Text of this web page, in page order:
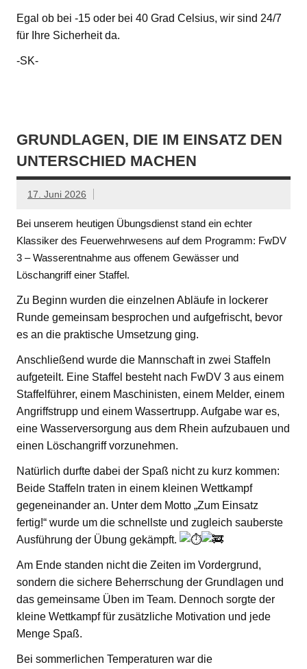
Egal ob bei -15 oder bei 40 Grad Celsius, wir sind 24/7
für Ihre Sicherheit da.
-SK-
GRUNDLAGEN, DIE IM EINSATZ DEN
UNTERSCHIED MACHEN
17. Juni 2026
Bei unserem heutigen Übungsdienst stand ein echter
Klassiker des Feuerwehrwesens auf dem Programm: FwDV
3 – Wasserentnahme aus offenem Gewässer und
Löschangriff einer Staffel.
Zu Beginn wurden die einzelnen Abläufe in lockerer
Runde gemeinsam besprochen und aufgefrischt, bevor
es an die praktische Umsetzung ging.
Anschließend wurde die Mannschaft in zwei Staffeln
aufgeteilt. Eine Staffel besteht nach FwDV 3 aus einem
Staffelführer, einem Maschinisten, einem Melder, einem
Angriffstrupp und einem Wassertrupp. Aufgabe war es,
eine Wasserversorgung aus dem Rhein aufzubauen und
einen Löschangriff vorzunehmen.
Natürlich durfte dabei der Spaß nicht zu kurz kommen:
Beide Staffeln traten in einem kleinen Wettkampf
gegeneinander an. Unter dem Motto „Zum Einsatz
fertig!“ wurde um die schnellste und zugleich sauberste
Ausführung der Übung gekämpft.
Am Ende standen nicht die Zeiten im Vordergrund,
sondern die sichere Beherrschung der Grundlagen und
das gemeinsame Üben im Team. Dennoch sorgte der
kleine Wettkampf für zusätzliche Motivation und jede
Menge Spaß.
Bei sommerlichen Temperaturen war die